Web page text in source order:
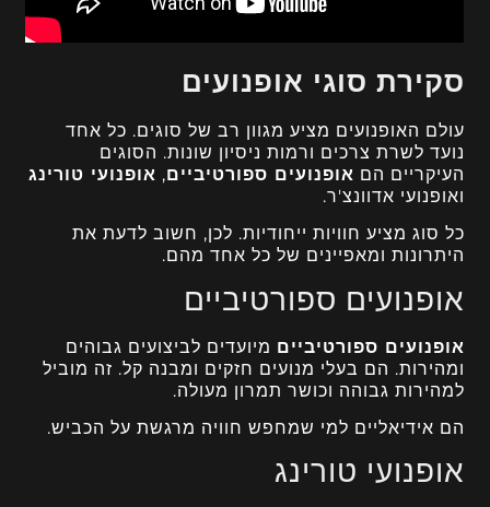
סקירת סוגי אופנועים
עולם האופנועים מציע מגוון רב של סוגים. כל אחד
נועד לשרת צרכים ורמות ניסיון שונות. הסוגים
העיקריים הם אופנועים ספורטיביים, אופנועי טורינג
ואופנועי אדוונצ'ר.
כל סוג מציע חוויות ייחודיות. לכן, חשוב לדעת את
היתרונות ומאפיינים של כל אחד מהם.
אופנועים ספורטיביים
אופנועים ספורטיביים מיועדים לביצועים גבוהים
ומהירות. הם בעלי מנועים חזקים ומבנה קל. זה מוביל
למהירות גבוהה וכושר תמרון מעולה.
הם אידיאליים למי שמחפש חוויה מרגשת על הכביש.
אופנועי טורינג